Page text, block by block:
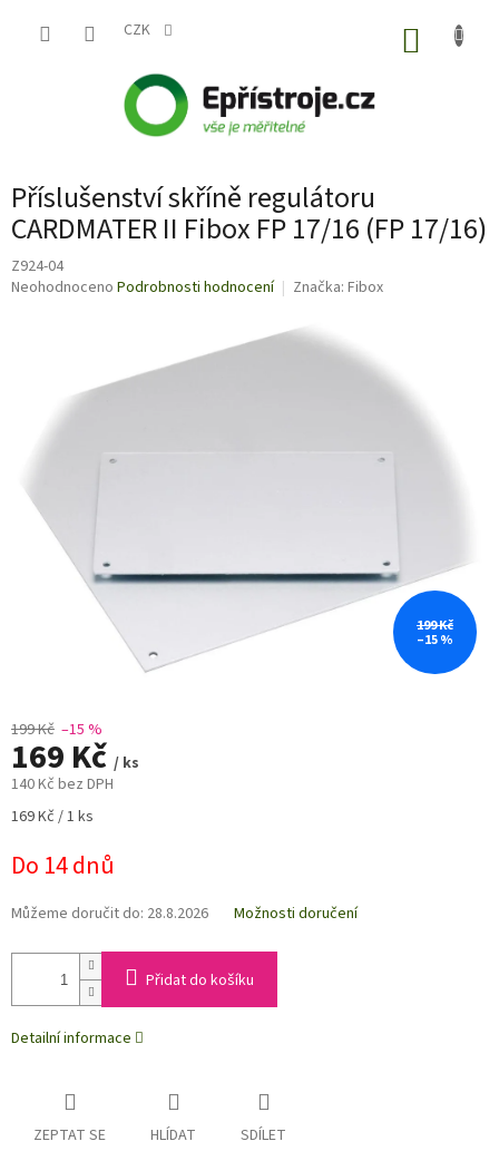
CZK
Příslušenství skříně regulátoru
CARDMATER II Fibox FP 17/16 (FP 17/16)
Z924-04
Průměrné
Neohodnoceno Podrobnosti hodnocení Značka: Fibox
199 Kč
–15 %
199 Kč –15 %
169 Kč / ks
140 Kč bez DPH
Měrná
169 Kč / 1 ks
Do 14 dnů
Můžeme doručit do: 28.8.2026 Možnosti doručení
Přidat do košíku
Detailní informace
ZEPTAT SE HLÍDAT SDÍLET